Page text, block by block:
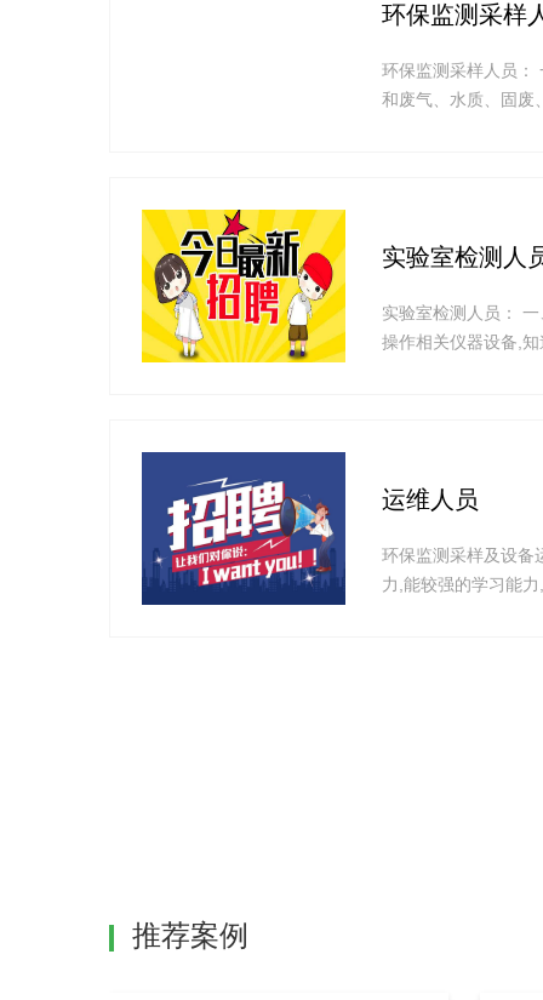
环保监测采样
环保监测采样人员：
和废气、水质、固废
实验室检测人
实验室检测人员：
操作相关仪器设备,
运维人员
环保监测采样及设备
力,能较强的学习能
推荐案例